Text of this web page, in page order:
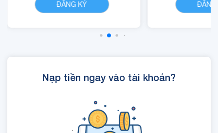
VinaPhone dưới 20 phút
- Cộng 300 RUBY, 01 Mã
ĐĂNG KÝ
dungĐĂNG
Nạp tiền ngay vào tài khoản?
.